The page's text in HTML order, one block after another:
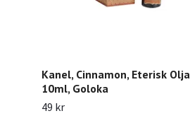
Kanel, Cinnamon, Eterisk Olja
10ml, Goloka
49 kr